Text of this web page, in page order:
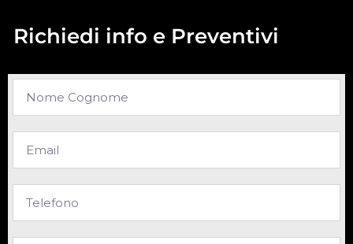
Richiedi info e Preventivi